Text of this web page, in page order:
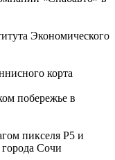
Экономического
корта
побережье в
пикселя Р5 и
Сочи